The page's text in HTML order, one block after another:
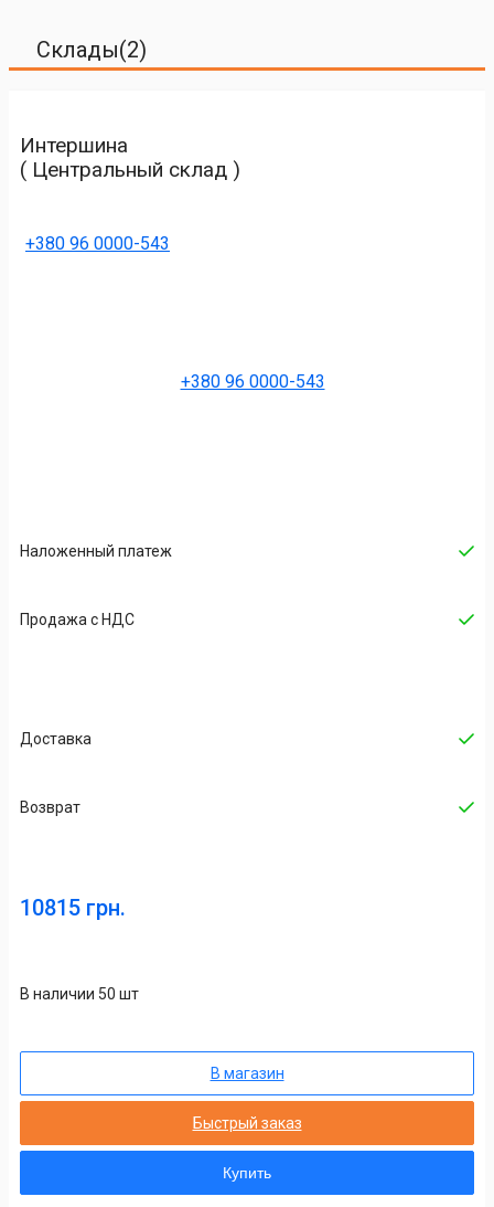
Склады(2)
Интершина
( Центральный склад )
+380 96 0000-543
+380 96 0000-543
Наложенный платеж
Продажа с НДС
Доставка
Возврат
10815 грн.
В наличии 50 шт
В магазин
Быстрый заказ
Купить